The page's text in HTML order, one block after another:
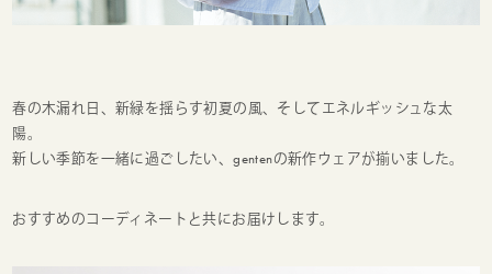
春の木漏れ日、新緑を揺らす初夏の風、そしてエネルギッシュな太
陽。
新しい季節を一緒に過ごしたい、gentenの新作ウェアが揃いました。
おすすめのコーディネートと共にお届けします。